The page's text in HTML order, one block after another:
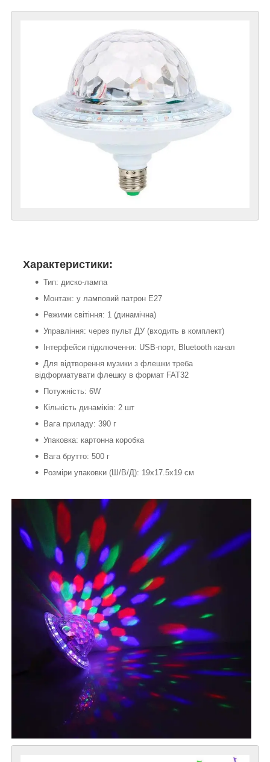
Характеристики:
Тип: диско-лампа
Монтаж: у ламповий патрон Е27
Режими світіння: 1 (динамічна)
Управління: через пульт ДУ (входить в комплект)
Інтерфейси підключення: USB-порт, Bluetooth канал
Для відтворення музики з флешки треба
відформатувати флешку в формат FAT32
Потужність: 6W
Кількість динаміків: 2 шт
Вага приладу: 390 г
Упаковка: картонна коробка
Вага брутто: 500 г
Розміри упаковки (Ш/В/Д): 19х17.5х19 см